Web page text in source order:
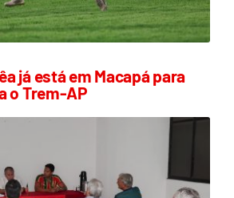
já está em Macapá para
o Trem-AP